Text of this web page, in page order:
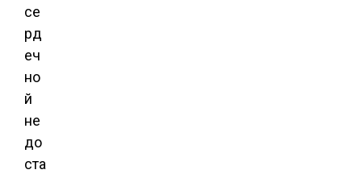
се
рд
еч
но
й
не
до
ста